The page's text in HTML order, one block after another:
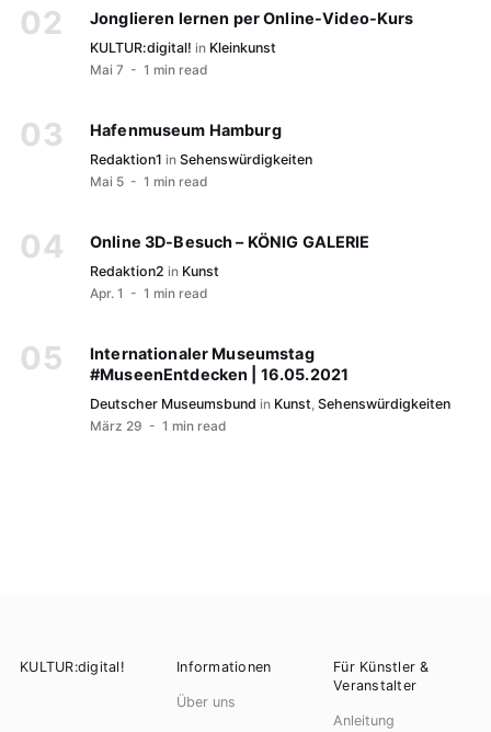
Jonglieren lernen per Online-Video-Kurs
KULTUR:digital! in Kleinkunst
Mai 7 - 1 min read
Hafenmuseum Hamburg
Redaktion1 in Sehenswürdigkeiten
Mai 5 - 1 min read
Online 3D-Besuch – KÖNIG GALERIE
Redaktion2 in Kunst
Apr. 1 - 1 min read
Internationaler Museumstag
#MuseenEntdecken | 16.05.2021
Deutscher Museumsbund in Kunst Sehenswürdigkeiten
März 29 - 1 min read
KULTUR:digital! Informationen
Über uns
Für Künstler &
Veranstalter
Anleitung